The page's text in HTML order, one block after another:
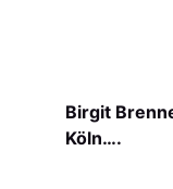
Birgit
Köln….